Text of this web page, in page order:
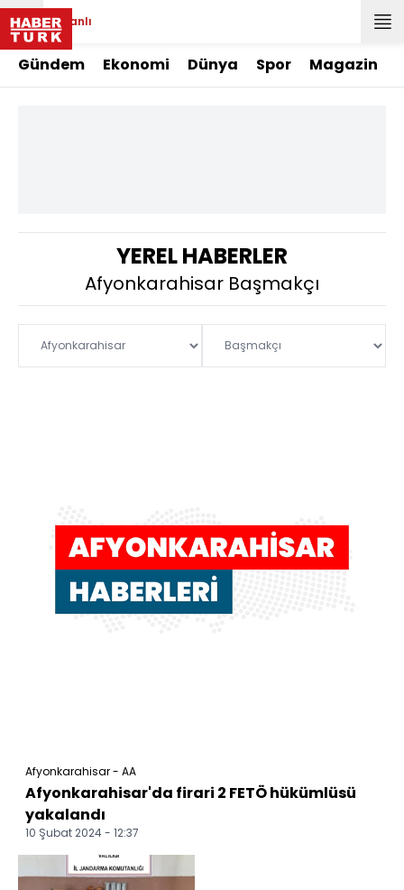
Canlı
Gündem Ekonomi Dünya Spor Magazin
YEREL HABERLER
Afyonkarahisar Başmakçı
Afyonkarahisar - AA
Afyonkarahisar'da firari 2 FETÖ hükümlüsü
yakalandı
10 Şubat 2024 - 12:37